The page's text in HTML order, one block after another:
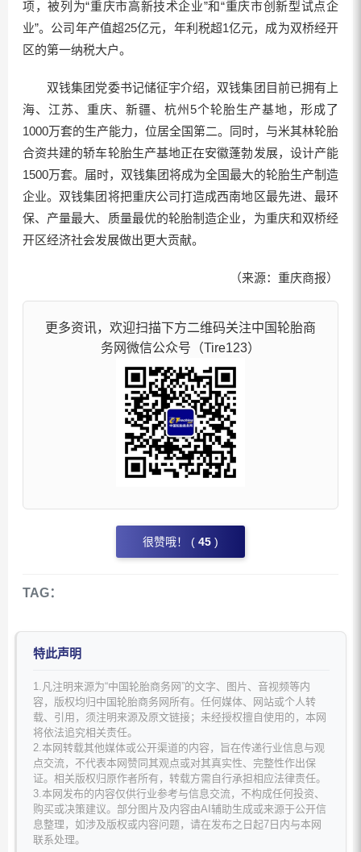
项，被列为“重庆市高新技术企业”和“重庆市创新型试点企
业”。公司年产值超25亿元，年利税超1亿元，成为双桥经开
区的第一纳税大户。
双钱集团党委书记储征宇介绍，双钱集团目前已拥有上
海、江苏、重庆、新疆、杭州5个轮胎生产基地，形成了
1000万套的生产能力，位居全国第二。同时，与米其林轮胎
合资共建的轿车轮胎生产基地正在安徽蓬勃发展，设计产能
1500万套。届时，双钱集团将成为全国最大的轮胎生产制造
企业。双钱集团将把重庆公司打造成西南地区最先进、最环
保、产量最大、质量最优的轮胎制造企业，为重庆和双桥经
开区经济社会发展做出更大贡献。
（来源：重庆商报）
更多资讯，欢迎扫描下方二维码关注中国轮胎商
务网微信公众号（Tire123）
很赞哦！ ( 45 )
TAG：
特此声明
1.凡注明来源为“中国轮胎商务网”的文字、图片、音视频等内
容，版权均归中国轮胎商务网所有。任何媒体、网站或个人转
载、引用，须注明来源及原文链接；未经授权擅自使用的，本网
将依法追究相关责任。
2.本网转载其他媒体或公开渠道的内容，旨在传递行业信息与观
点交流，不代表本网赞同其观点或对其真实性、完整性作出保
证。相关版权归原作者所有，转载方需自行承担相应法律责任。
3.本网发布的内容仅供行业参考与信息交流，不构成任何投资、
购买或决策建议。部分图片及内容由AI辅助生成或来源于公开信
息整理，如涉及版权或内容问题，请在发布之日起7日内与本网
联系处理。